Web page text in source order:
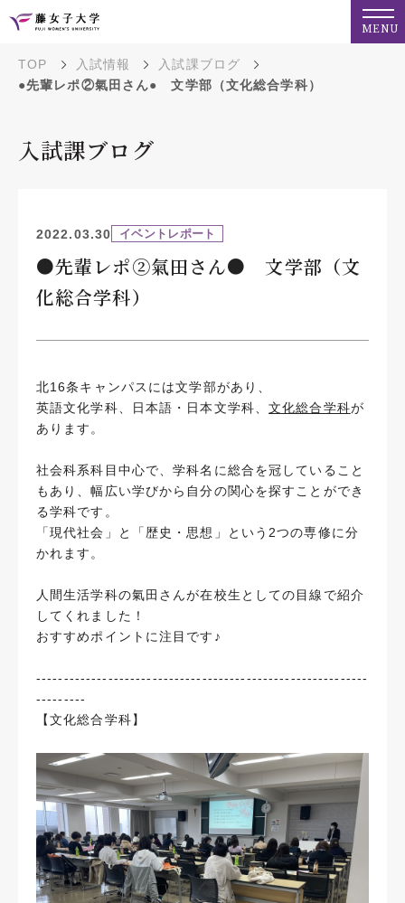
MENU
TOP 入試情報
入試課ブログ
●先輩レポ②氣田さん● 文学部（文化総合学科）
入試課ブログ
2022.03.30 イベントレポート
●先輩レポ②氣田さん● 文学部（文
化総合学科）
北16条キャンパスには文学部があり、
英語文化学科、日本語・日本文学科、文化総合学科が
あります。
社会科系科目中心で、学科名に総合を冠していること
もあり、幅広い学びから自分の関心を探すことができ
る学科です。
「現代社会」と「歴史・思想」という2つの専修に分
かれます。
人間生活学科の氣田さんが在校生としての目線で紹介
してくれました！
おすすめポイントに注目です♪
------------------------------------------------------------
---------
【文化総合学科】